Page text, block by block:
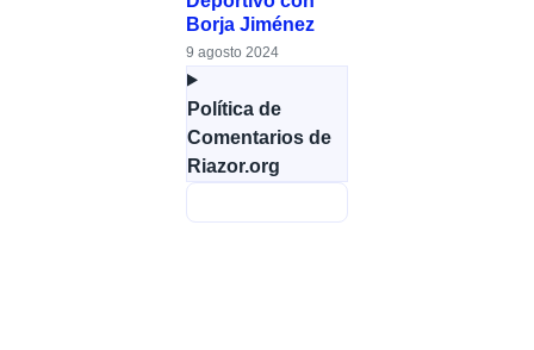
Borja Jiménez
9 agosto 2024
Política de
Comentarios de
Riazor.org